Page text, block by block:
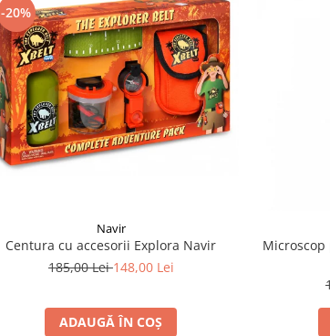
-20%
Navir
Centura cu accesorii Explora Navir
185,00 Lei148,00 Lei
ADAUGĂ ÎN COȘ
Microscop